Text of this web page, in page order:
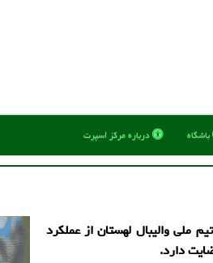
باشگاه درباره مركز اسپرت
ملی والیبال لهستان از عملکرد
دارد.